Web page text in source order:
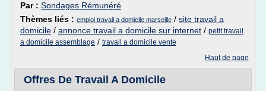
Par : Sondages Rémunéré
Thèmes liés : emploi travail a domicile marseille / site travail a
domicile / annonce travail a domicile sur internet / petit travail
a domicile assemblage / travail a domicile vente
Haut de page
Offres De Travail A Domicile